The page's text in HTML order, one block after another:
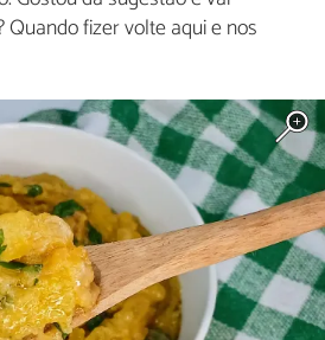
fizer volte aqui e nos